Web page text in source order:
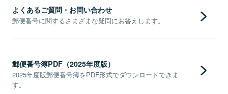
よくあるご質問・お問い合わせ
郵便番号に関するさまざまな疑問にお答えします。
郵便番号簿PDF（2025年度版）
2025年度版郵便番号簿をPDF形式でダウンロードできま
す。